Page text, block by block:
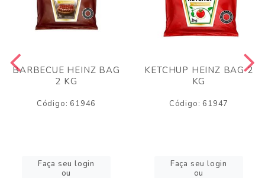
BARBECUE HEINZ BAG
2 KG
Código: 61946
Faça seu login
ou
KETCHUP HEINZ BAG 2
KG
Código: 61947
Faça seu login
ou